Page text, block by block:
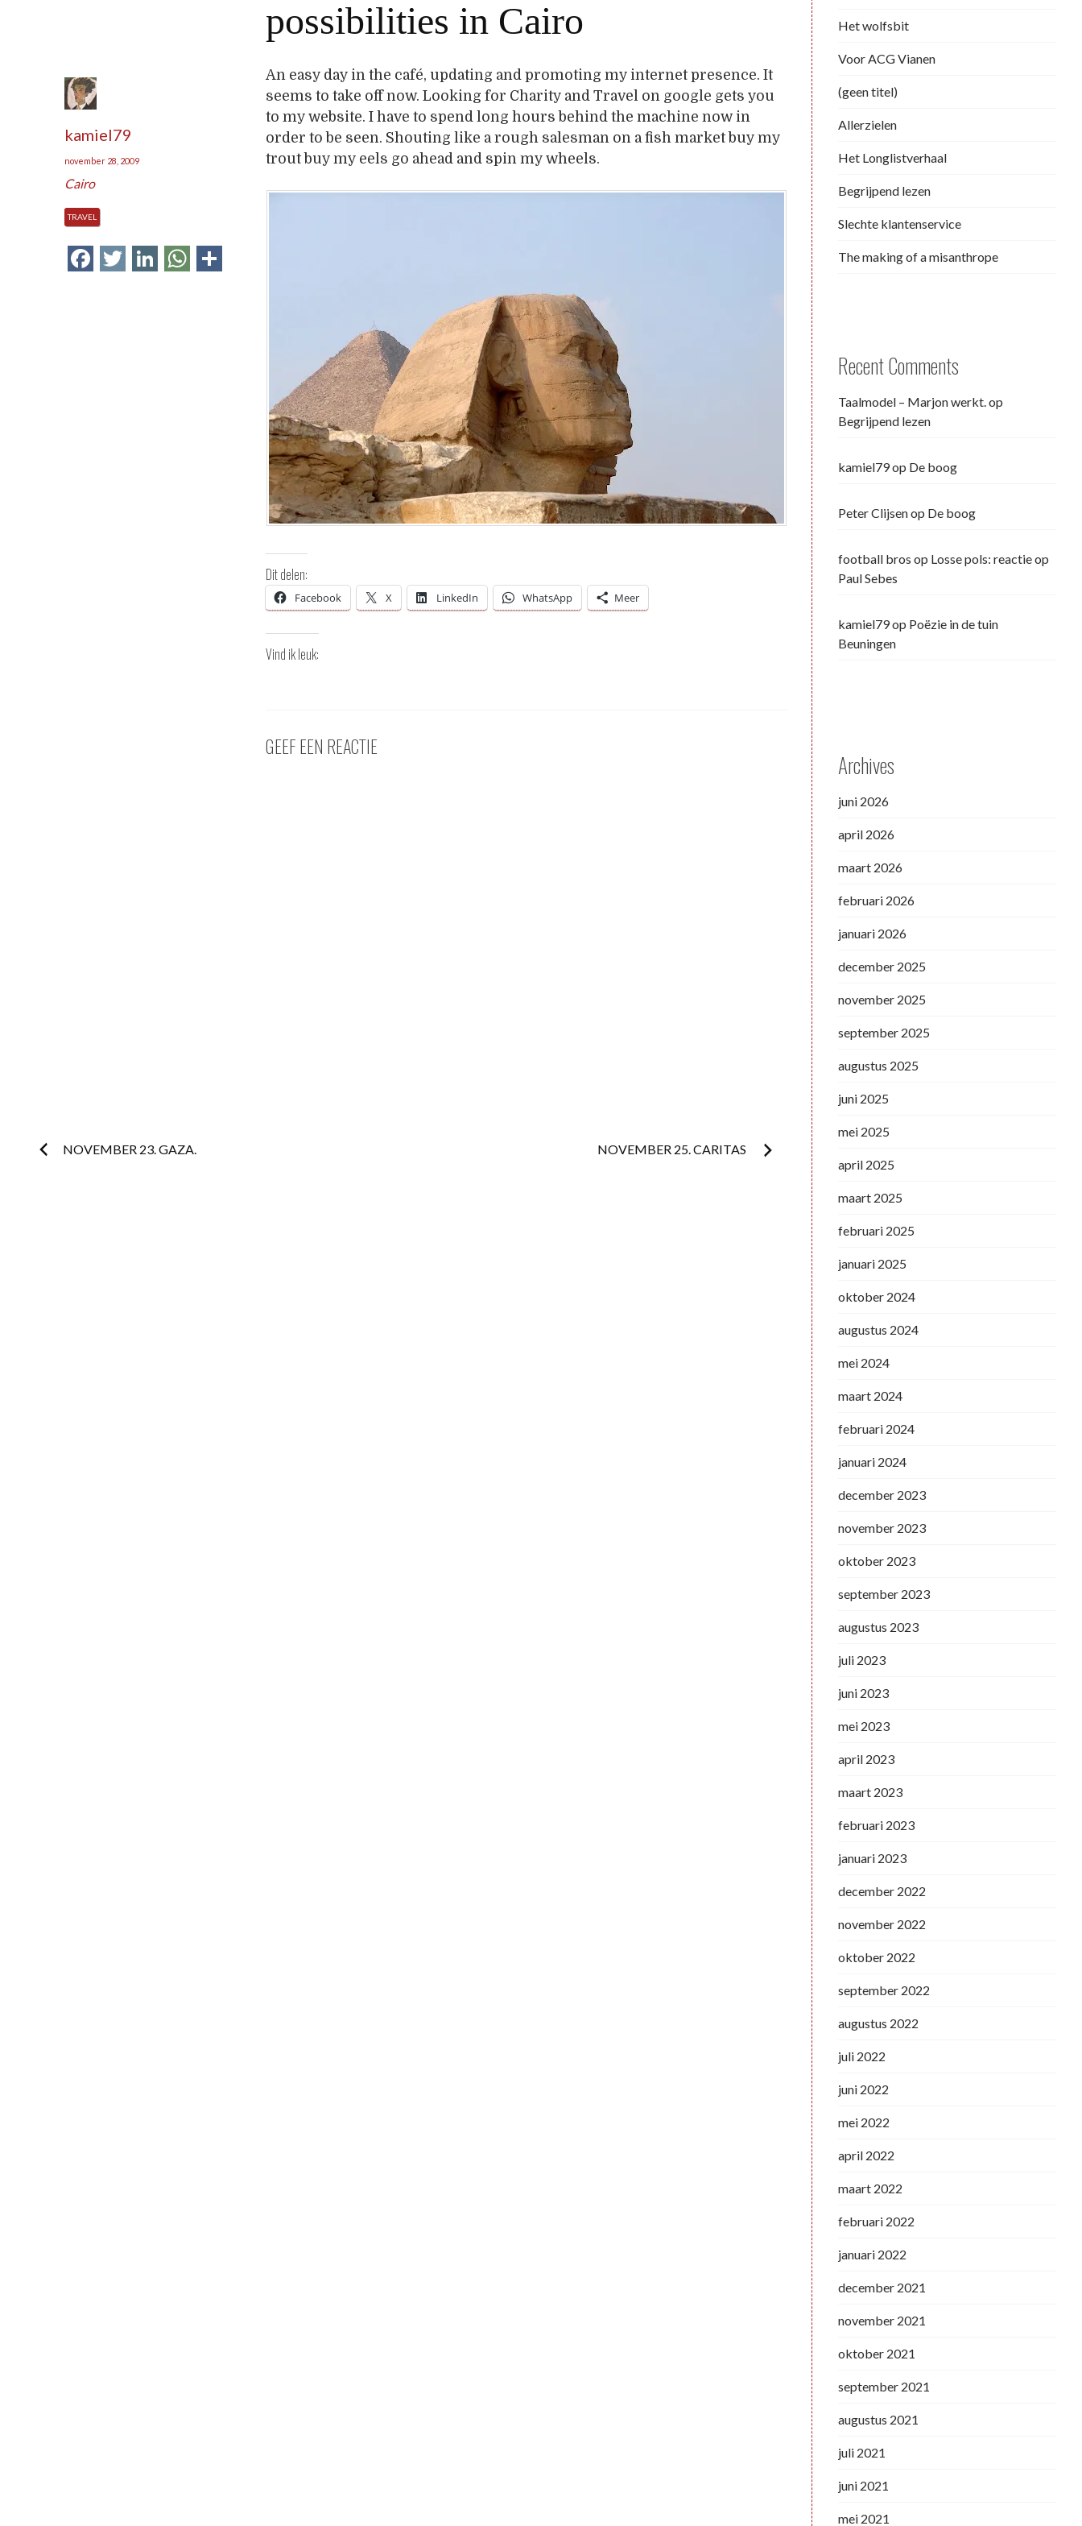
possibilities in Cairo
kamiel79
november 28, 2009
Cairo
TRAVEL
Facebook
Twitter
LinkedInWhatsApp
An easy day in the café, updating and promoting my internet presence. It
seems to take off now. Looking for Charity and Travel on google gets you
to my website. I have to spend long hours behind the machine now in
order to be seen. Shouting like a rough salesman on a fish market buy my
trout buy my eels go ahead and spin my wheels.
Dit delen:
Facebook X LinkedIn WhatsApp Meer
Vind ik leuk:
GEEF EEN REACTIE
Post
NOVEMBER 23. GAZA. NOVEMBER 25. CARITAS
Het wolfsbit
Voor ACG Vianen
(geen titel)
Allerzielen
Het Longlistverhaal
Begrijpend lezen
Slechte klantenservice
The making of a misanthrope
Recent Comments
Taalmodel – Marjon werkt.op
Begrijpend lezen
kamiel79op De boog
Peter Clijsenop De boog
football bros op Losse pols: reactie op
Paul Sebes
kamiel79op Poëzie in de tuin
Beuningen
Archives
juni 2026
april 2026
maart 2026
februari 2026
januari 2026
december 2025
november 2025
september 2025
augustus 2025
juni 2025
mei 2025
april 2025
maart 2025
februari 2025
januari 2025
oktober 2024
augustus 2024
mei 2024
maart 2024
februari 2024
januari 2024
december 2023
november 2023
oktober 2023
september 2023
augustus 2023
juli 2023
juni 2023
mei 2023
april 2023
maart 2023
februari 2023
januari 2023
december 2022
november 2022
oktober 2022
september 2022
augustus 2022
juli 2022
juni 2022
mei 2022
april 2022
maart 2022
februari 2022
januari 2022
december 2021
november 2021
oktober 2021
september 2021
augustus 2021
juli 2021
juni 2021
mei 2021